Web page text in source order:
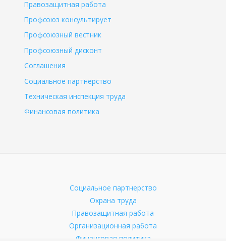
Правозащитная работа
Профсоюз консультирует
Профсоюзный вестник
Профсоюзный дисконт
Соглашения
Социальное партнерство
Техническая инспекция труда
Финансовая политика
Социальное партнерство
Охрана труда
Правозащитная работа
Организационная работа
Финансовая политика